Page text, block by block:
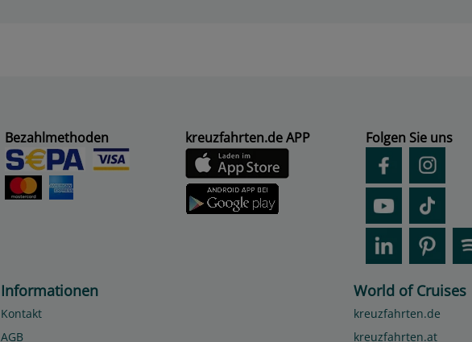
Bezahlmethoden kreuzfahrten.de APP Folgen Sie uns
Informationen
Kontakt
AGB
World of Cruises
kreuzfahrten.de
kreuzfahrten.at